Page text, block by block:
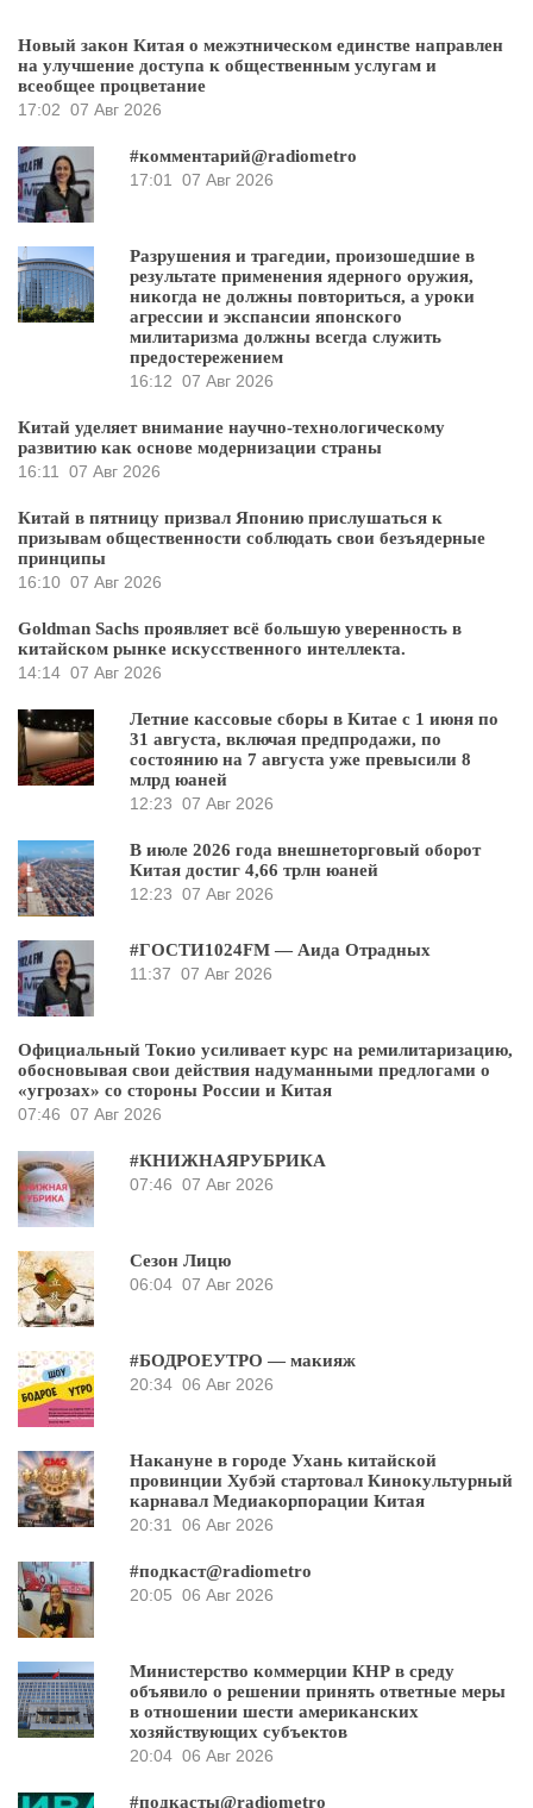
Новый закон Китая о межэтническом единстве направлен
на улучшение доступа к общественным услугам и
всеобщее процветание
17:02 07 Авг 2026
#комментарий@radiometro
17:01
07 Авг 2026
Разрушения и трагедии, произошедшие в
результате применения ядерного оружия,
никогда не должны повториться, а уроки
агрессии и экспансии японского
милитаризма должны всегда служить
предостережением
16:12 07 Авг 2026
Китай уделяет внимание научно-технологическому
развитию как основе модернизации страны
16:11
07 Авг 2026
Китай в пятницу призвал Японию прислушаться к
призывам общественности соблюдать свои безъядерные
принципы
16:10 07 Авг 2026
Goldman Sachs проявляет всё большую уверенность в
китайском рынке искусственного интеллекта.
14:14 07 Авг 2026
Летние кассовые сборы в Китае с 1 июня по
31 августа, включая предпродажи, по
состоянию на 7 августа уже превысили 8
млрд юаней
12:23 07 Авг 2026
В июле 2026 года внешнеторговый оборот
Китая достиг 4,66 трлн юаней
12:23 07 Авг 2026
#ГОСТИ1024FM — Аида Отрадных
11:37 07 Авг 2026
Официальный Токио усиливает курс на ремилитаризацию,
обосновывая свои действия надуманными предлогами о
«угрозах» со стороны России и Китая
07:46 07 Авг 2026
#КНИЖНАЯРУБРИКА
07:46 07 Авг 2026
Сезон Лицю
06:04 07 Авг 2026
#БОДРОЕУТРО — макияж
20:34 06 Авг 2026
Накануне в городе Ухань китайской
провинции Хубэй стартовал Кинокультурный
карнавал Медиакорпорации Китая
20:31
06 Авг 2026
#подкаст@radiometro
20:05 06 Авг 2026
Министерство коммерции КНР в среду
объявило о решении принять ответные меры
в отношении шести американских
хозяйствующих субъектов
20:04 06 Авг 2026
#подкасты@radiometro